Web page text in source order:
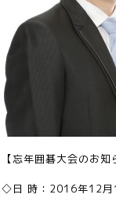
【忘年囲碁大会のお知
◇日 時：2016年12